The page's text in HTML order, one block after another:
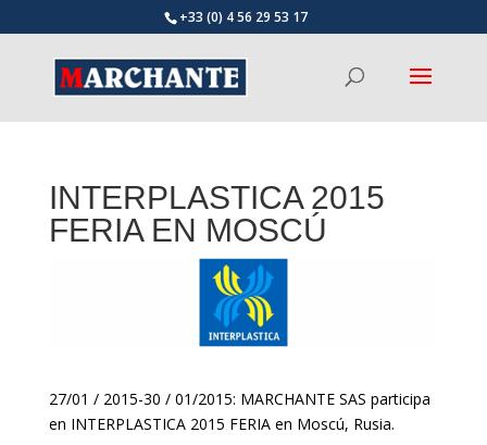
+33 (0) 4 56 29 53 17
INTERPLASTICA 2015
FERIA EN MOSCÚ
27/01 / 2015-30 / 01/2015: MARCHANTE SAS participa
en INTERPLASTICA 2015 FERIA en Moscú, Rusia.